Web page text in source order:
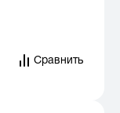
Сравнить